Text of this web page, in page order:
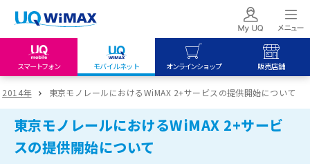
スマートフォン モバイルネット オンラインショップ 販売店舗
my UQ WiMAX
UQ WiMAX ご契約の方
My UQ mobile
UQ mobile ご契約の方
UQ mobile
オンラインショップ
UQ WiMAX
オンラインショップ
UQ mobile
販売店舗
UQ WiMAX
販売店舗
2014年 東京モノレールにおけるWiMAX 2+サービスの提供開始について
東京モノレールにおけるWiMAX 2+サービ
スの提供開始について